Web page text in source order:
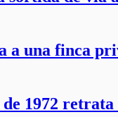
una finca
de 1972